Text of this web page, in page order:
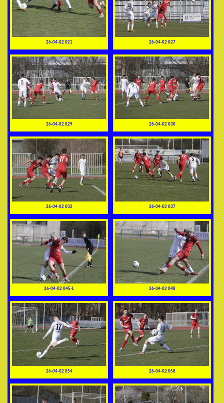
26-04-02 021 26-04-02 027
26-04-02 029 26-04-02 030
26-04-02 032 26-04-02 037
26-04-02 045-L 26-04-02 048
26-04-02 054 26-04-02 058